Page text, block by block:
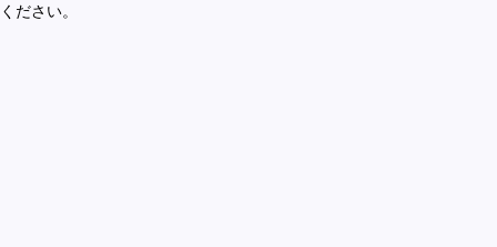
ください。